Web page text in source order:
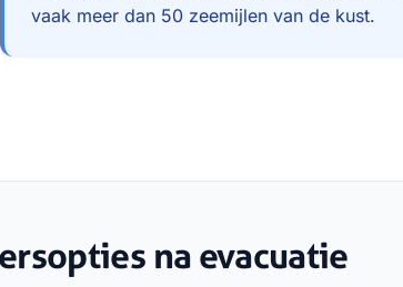
vaak meer dan 50 zeemijlen van de kust.
na evacuatie